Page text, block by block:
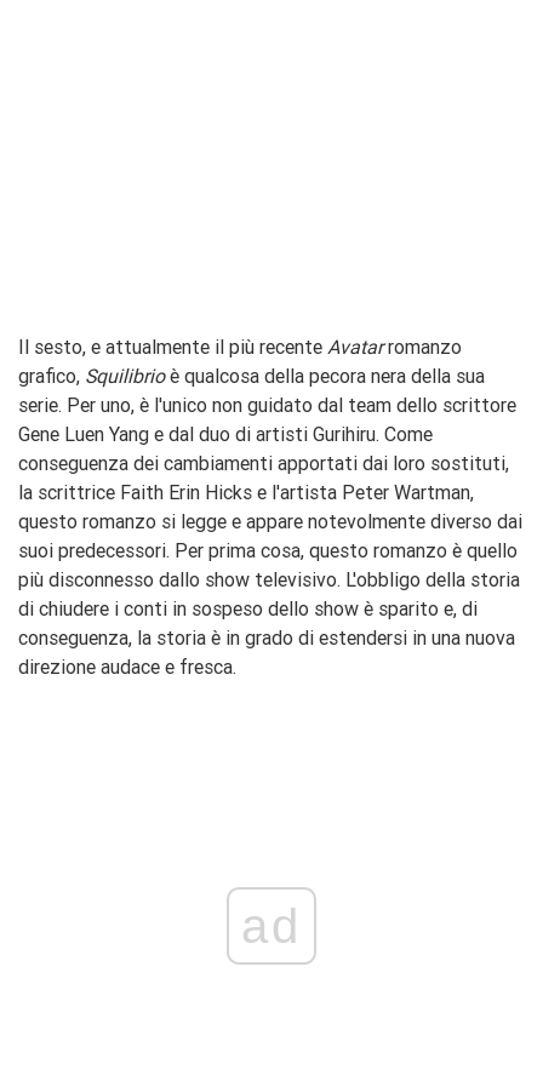
Il sesto, e attualmente il più recente Avatarromanzo
grafico, Squilibrioè qualcosa della pecora nera della sua
serie. Per uno, è l'unico non guidato dal team dello scrittore
Gene Luen Yang e dal duo di artisti Gurihiru. Come
conseguenza dei cambiamenti apportati dai loro sostituti,
la scrittrice Faith Erin Hicks e l'artista Peter Wartman,
questo romanzo si legge e appare notevolmente diverso dai
suoi predecessori. Per prima cosa, questo romanzo è quello
più disconnesso dallo show televisivo. L'obbligo della storia
di chiudere i conti in sospeso dello show è sparito e, di
conseguenza, la storia è in grado di estendersi in una nuova
direzione audace e fresca.
ad